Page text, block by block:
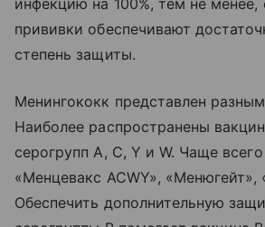
инфекцию на 100%, тем не
прививки обеспечивают
степень защиты.
Менингококк представлен
Наиболее распространены
серогрупп А, С, Y и W. Чаще
«Менцевакс ACWY», «Менюгейт»,
Обеспечить дополнительную